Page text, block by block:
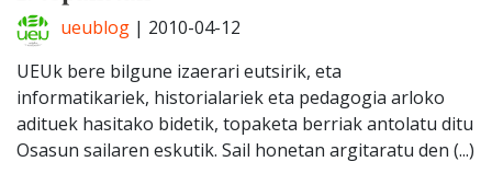
ueublog | 2010-04-12
UEUk bere bilgune izaerari eutsirik, eta
informatikariek, historialariek eta pedagogia arloko
adituek hasitako bidetik, topaketa berriak antolatu ditu
Osasun sailaren eskutik. Sail honetan argitaratu den (...)